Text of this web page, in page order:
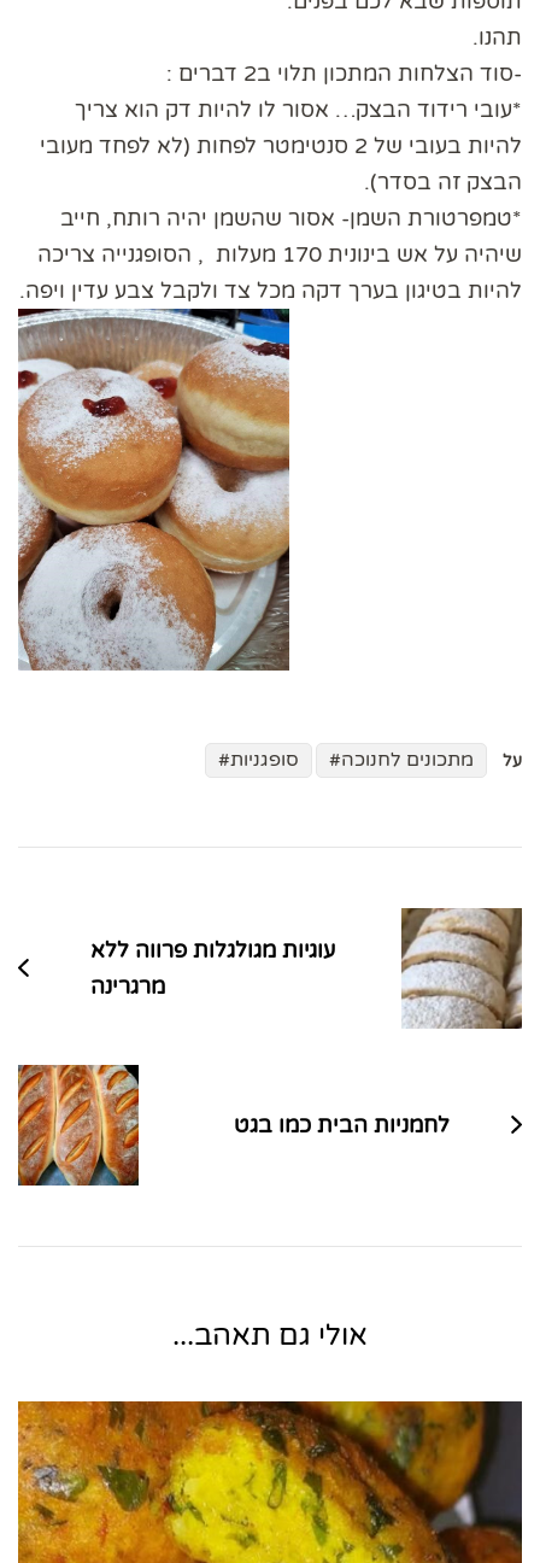
תהנו.
-סוד הצלחות המתכון תלוי ב2 דברים :
*עובי רידוד הבצק… אסור לו להיות דק הוא צריך
להיות בעובי של 2 סנטימטר לפחות (לא לפחד מעובי
הבצק זה בסדר).
*טמפרטורת השמן- אסור שהשמן יהיה רותח, חייב
שיהיה על אש בינונית 170 מעלות , הסופגנייה צריכה
להיות בטיגון בערך דקה מכל צד ולקבל צבע עדין ויפה.
על מתכונים לחנוכה סופגניות
בפוסטים
עוגיות מגולגלות פרווה ללא
מרגרינה
לחמניות הבית כמו בגט
אולי גם תאהב...